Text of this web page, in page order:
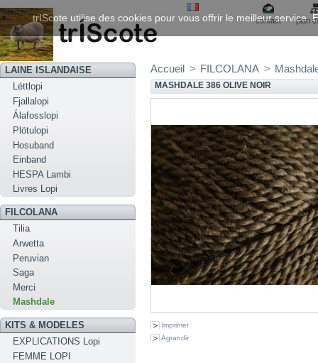
contact plan
LAINE ISLANDAISE
Léttlopi
Fjallalopi
Álafosslopi
Plötulopi
Hosuband
Einband
HESPA Lambi
Livres Lopi
FILCOLANA
Tilia
Arwetta
Peruvian
Saga
Merci
Mashdale
KITS & MODELES
EXPLICATIONS Lopi
FEMME LOPI
Accueil > FILCOLANA >
MASHDALE 386 OLIVE NOIR
Imprimer
Agrandir
trIScote utilise des cookies pour vous offrir le meilleur